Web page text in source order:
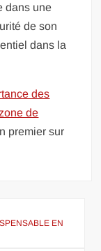
dans une
de son
dans la
des
de
premier sur
EN